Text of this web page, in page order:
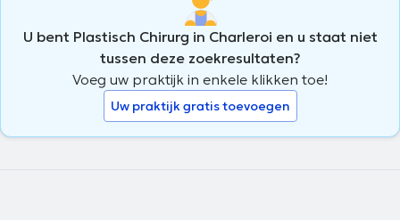
U bent Plastisch Chirurg in Charleroi en u staat niet
tussen deze zoekresultaten?
Voeg uw praktijk in enkele klikken toe!
Uw praktijk gratis toevoegen